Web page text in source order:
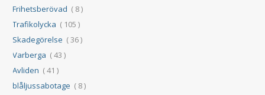
Frihetsberövad ( 8 )
Trafikolycka ( 105 )
Skadegörelse ( 36 )
Varberga ( 43 )
Avliden ( 41 )
blåljussabotage ( 8 )